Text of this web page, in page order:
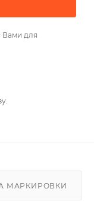
Вами для
МАРКИРОВКИ